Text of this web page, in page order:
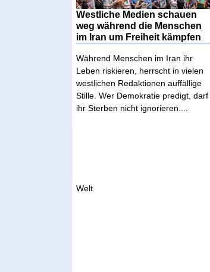
Westliche Medien schauen
weg während die Menschen
im Iran um Freiheit kämpfen
Während Menschen im Iran ihr
Leben riskieren, herrscht in vielen
westlichen Redaktionen auffällige
Stille. Wer Demokratie predigt, darf
ihr Sterben nicht ignorieren....
Welt